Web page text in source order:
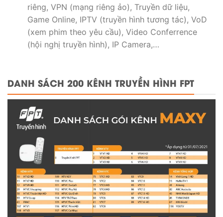
riêng, VPN (mạng riêng ảo), Truyền dữ liệu,
Game Online, IPTV (truyền hình tương tác), VoD
(xem phim theo yêu cầu), Video Conferrence
(hội nghị truyền hình), IP Camera,…
DANH SÁCH 200 KÊNH TRUYỀN HÌNH FPT